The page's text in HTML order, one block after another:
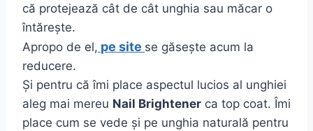
că protejează cât de cât unghia sau măcar o
întărește.
Apropo de el, pe site se găsește acum la
reducere.
Și pentru că îmi place aspectul lucios al unghiei
aleg mai mereu Nail Brightener ca top coat. Îmi
place cum se vede și pe unghia naturală pentru